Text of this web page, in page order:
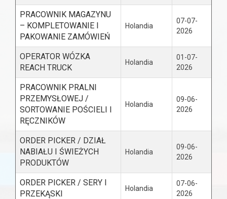
PRACOWNIK MAGAZYNU
– KOMPLETOWANIE I
PAKOWANIE ZAMÓWIEŃ
Holandia
07-07-
2026
OPERATOR WÓZKA
REACH TRUCK
Holandia
01-07-
2026
PRACOWNIK PRALNI
PRZEMYSŁOWEJ /
SORTOWANIE POŚCIELI I
RĘCZNIKÓW
Holandia
09-06-
2026
ORDER PICKER / DZIAŁ
NABIAŁU I ŚWIEŻYCH
PRODUKTÓW
Holandia
09-06-
2026
ORDER PICKER / SERY I
PRZEKĄSKI
Holandia
07-06-
2026